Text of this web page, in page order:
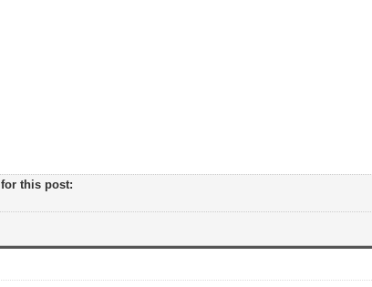
for this post: